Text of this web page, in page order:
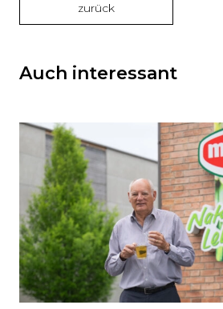
zurück
Auch interessant